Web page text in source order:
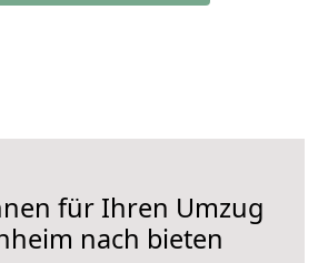
für Ihren Umzug
nach bieten